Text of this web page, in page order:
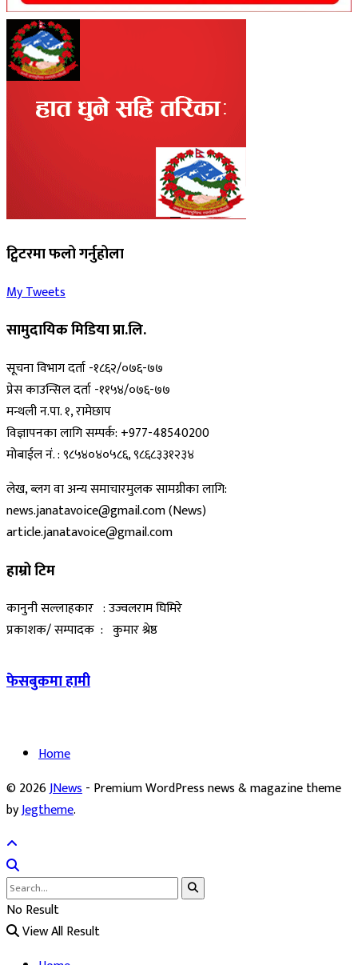
ट्विटरमा फलो गर्नुहोला
My Tweets
सामुदायिक मिडिया प्रा.लि.
सूचना विभाग दर्ता -१८६२/०७६-७७
प्रेस काउन्सिल दर्ता -११५४/०७६-७७
मन्थली न.पा. १, रामेछाप
विज्ञापनका लागि सम्पर्क: +977-48540200
मोबाईल नं. : ९८५४०४०५८६, ९८६८३३१२३४
लेख, ब्लग वा अन्य समाचारमुलक सामग्रीका लागि:
news.janatavoice@gmail.com (News)
article.janatavoice@gmail.com
हाम्रो टिम
कानुनी सल्लाहकार : उज्वलराम घिमिरे
प्रकाशक/ सम्पादक : कुमार श्रेष्ठ
फेसबुकमा हामी
Home
© 2026JNews- Premium WordPress news & magazine theme
byJegtheme.
No Result
View All Result